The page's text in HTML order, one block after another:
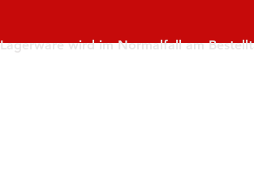
Lagerware wird im Normalfall am